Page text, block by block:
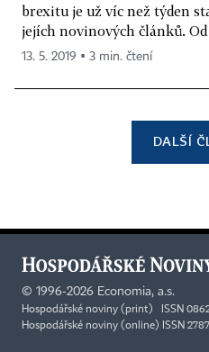
brexitu je už víc než týden
jejích novinových článků. Od
13. 5. 2019 ▪ 3 min. čtení
DALŠÍ
© 1996-2026 Economia, a.s.
Hospodářské noviny (print) ISSN
Hospodářské noviny (online) ISSN